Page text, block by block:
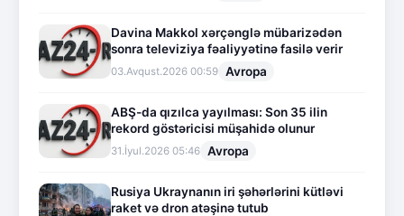
Davina Makkol xərçənglə mübarizədən
sonra televiziya fəaliyyətinə fasilə verir
03.Avqust.2026 00:59 Avropa
ABŞ-da qızılca yayılması: Son 35 ilin
rekord göstəricisi müşahidə olunur
31.İyul.2026 05:46 Avropa
Rusiya Ukraynanın iri şəhərlərini kütləvi
raket və dron atəşinə tutub